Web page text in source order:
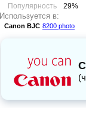
Популярность
29%
Используется в:
Canon BJC 8200 photo